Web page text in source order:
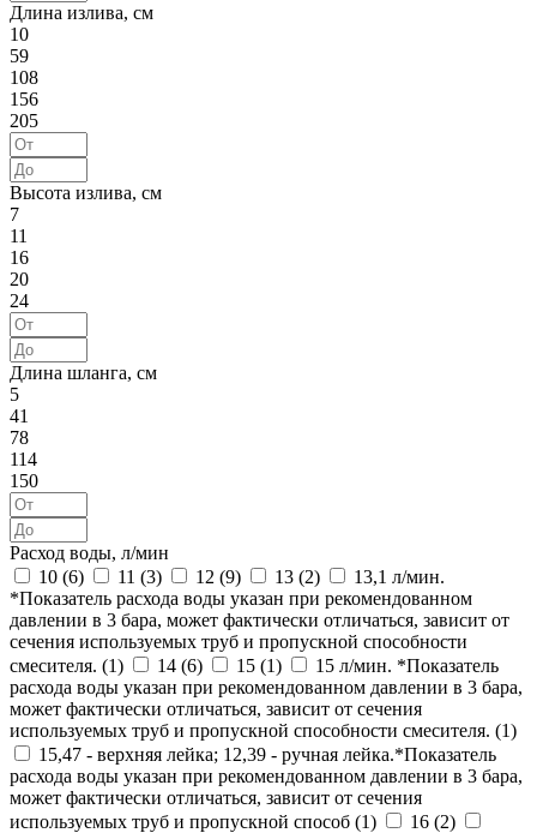
Длина излива, см
10
59
108
156
205
Высота излива, см
7
11
16
20
24
Длина шланга, см
5
41
78
114
150
Расход воды, л/мин
10 (6) 11 (3) 12 (9) 13 (2)
13,1 л/мин.
*Показатель расхода воды указан при рекомендованном
давлении в 3 бара, может фактически отличаться, зависит от
сечения используемых труб и пропускной способности
смесителя. (1) 14 (6) 15 (1)
15 л/мин. *Показатель
расхода воды указан при рекомендованном давлении в 3 бара,
может фактически отличаться, зависит от сечения
используемых труб и пропускной способности смесителя. (1)
15,47 - верхняя лейка; 12,39 - ручная лейка.*Показатель
расхода воды указан при рекомендованном давлении в 3 бара,
может фактически отличаться, зависит от сечения
используемых труб и пропускной способ (1) 16 (2)